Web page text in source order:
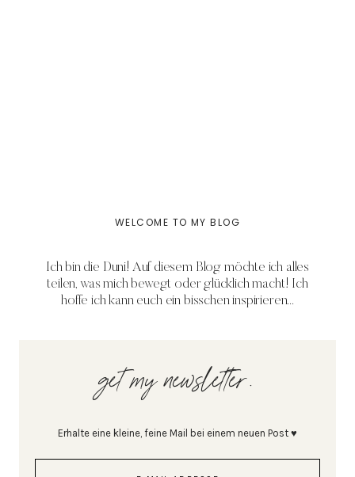
WELCOME TO MY BLOG
Ich bin die Duni! Auf diesem Blog möchte ich alles
teilen, was mich bewegt oder glücklich macht! Ich
hoffe ich kann euch ein bisschen inspirieren...
get my newsletter.
Erhalte eine kleine, feine Mail bei einem neuen Post ♥